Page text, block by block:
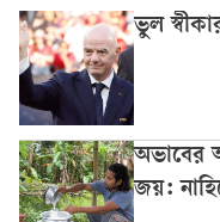
ভুল
অভাবের
জয়: